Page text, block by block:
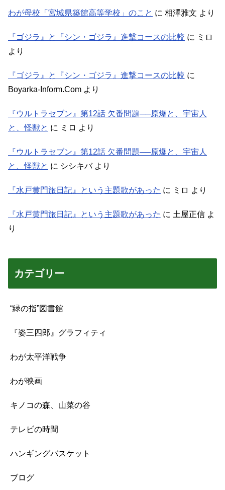
わが母校「宮城県築館高等学校」のこと に 相澤雅文 より
『ゴジラ』と『シン・ゴジラ』進撃コースの比較 に ミロ
より
『ゴジラ』と『シン・ゴジラ』進撃コースの比較 に
Boyarka-Inform.Com より
『ウルトラセブン』第12話 欠番問題──原爆と、宇宙人
と、怪獣と に ミロ より
『ウルトラセブン』第12話 欠番問題──原爆と、宇宙人
と、怪獣と に シシキバより
『水戸黄門旅日記』という主題歌があった に ミロ より
『水戸黄門旅日記』という主題歌があった に 土屋正信 よ
り
カテゴリー
“緑の指”図書館
『姿三四郎』グラフィティ
わが太平洋戦争
わが映画
キノコの森、山菜の谷
テレビの時間
ハンギングバスケット
ブログ